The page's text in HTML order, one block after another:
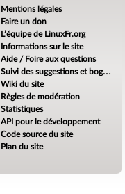
Mentions légales
Faire un don
L’équipe de LinuxFr.org
Informations sur le site
Aide / Foire aux questions
Suivi des suggestions et bogues
Wiki du site
Règles de modération
Statistiques
API pour le développement
Code source du site
Plan du site